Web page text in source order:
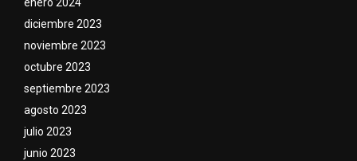
enero 2024
diciembre 2023
noviembre 2023
octubre 2023
septiembre 2023
agosto 2023
julio 2023
junio 2023